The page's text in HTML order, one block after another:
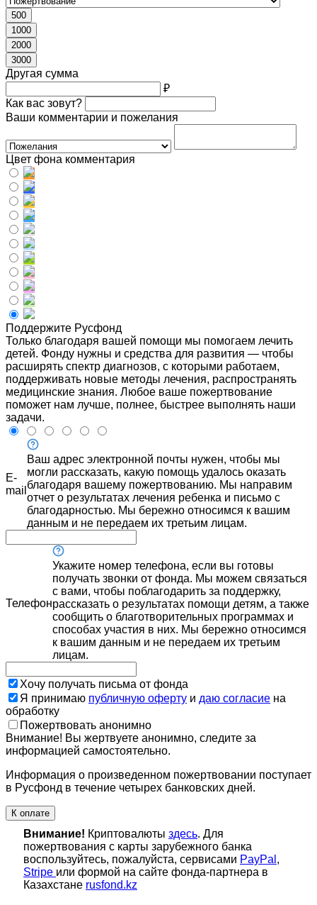
500
1000
2000
3000
Другая сумма
₽
Как вас зовут?
Ваши комментарии и пожелания
Цвет фона комментария
Поддержите Русфонд
Только благодаря вашей помощи мы помогаем лечить
детей. Фонду нужны и средства для развития — чтобы
расширять спектр диагнозов, с которыми работаем,
поддерживать новые методы лечения, распространять
медицинские знания. Любое ваше пожертвование
поможет нам лучше, полнее, быстрее выполнять наши
задачи.
E-
mail
Ваш адрес электронной почты нужен, чтобы мы
могли рассказать, какую помощь удалось оказать
благодаря вашему пожертвованию. Мы направим
отчет о результатах лечения ребенка и письмо с
благодарностью. Мы бережно относимся к вашим
данным и не передаем их третьим лицам.
Телефон
Укажите номер телефона, если вы готовы
получать звонки от фонда. Мы можем связаться
с вами, чтобы поблагодарить за поддержку,
рассказать о результатах помощи детям, а также
сообщить о благотворительных программах и
способах участия в них. Мы бережно относимся
к вашим данным и не передаем их третьим
лицам.
Хочу получать письма от фонда
Я принимаю публичную оферту и даю согласие на
обработку
Пожертвовать анонимно
Внимание! Вы жертвуете анонимно, следите за
информацией самостоятельно.
Информация о произведенном пожертвовании поступает
в Русфонд в течение четырех банковских дней.
К оплате
Внимание! Криптовалюты здесь. Для
пожертвования с карты зарубежного банка
воспользуйтесь, пожалуйста, сервисами PayPal ,
Stripe или формой на сайте фонда-партнера в
Казахстане rusfond.kz